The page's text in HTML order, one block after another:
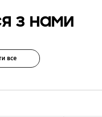
з нами
все